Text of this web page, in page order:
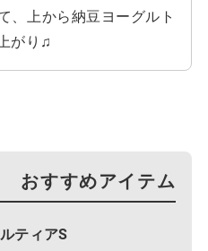
、上から納豆ヨーグルト
がり♫
おすすめアイテム
ティアS